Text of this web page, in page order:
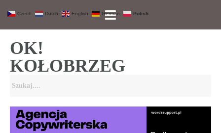
OK!
KOŁOBRZEG
Czech Dutch English German Polish